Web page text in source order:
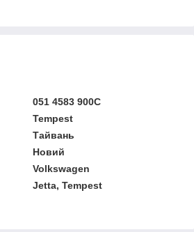
051 4583 900C
Tempest
Тайвань
Новий
Volkswagen
Jetta, Tempest